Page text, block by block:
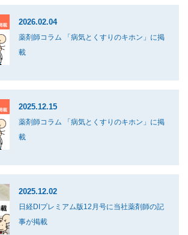
2026.02.04
薬剤師コラム 「病気とくすりのキホン」に掲
載
2025.12.15
薬剤師コラム 「病気とくすりのキホン」に掲
載
2025.12.02
日経DIプレミアム版12月号に当社薬剤師の記
事が掲載